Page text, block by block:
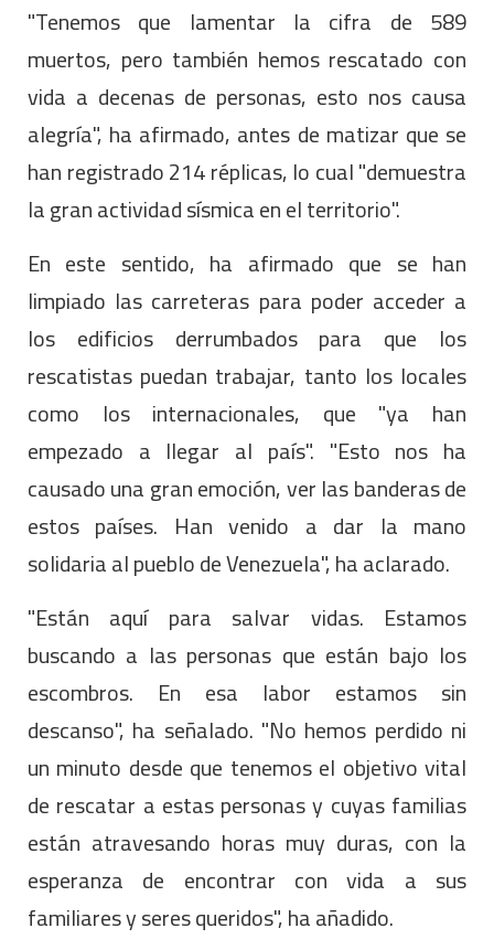
"Tenemos que lamentar la cifra de 589
muertos, pero también hemos rescatado con
vida a decenas de personas, esto nos causa
alegría", ha afirmado, antes de matizar que se
han registrado 214 réplicas, lo cual "demuestra
la gran actividad sísmica en el territorio".
En este sentido, ha afirmado que se han
limpiado las carreteras para poder acceder a
los edificios derrumbados para que los
rescatistas puedan trabajar, tanto los locales
como los internacionales, que "ya han
empezado a llegar al país". "Esto nos ha
causado una gran emoción, ver las banderas de
estos países. Han venido a dar la mano
solidaria al pueblo de Venezuela", ha aclarado.
"Están aquí para salvar vidas. Estamos
buscando a las personas que están bajo los
escombros. En esa labor estamos sin
descanso", ha señalado. "No hemos perdido ni
un minuto desde que tenemos el objetivo vital
de rescatar a estas personas y cuyas familias
están atravesando horas muy duras, con la
esperanza de encontrar con vida a sus
familiares y seres queridos", ha añadido.